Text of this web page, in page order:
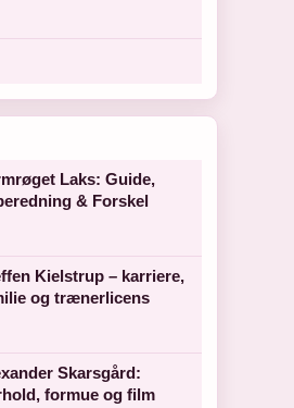
Laks: Guide,
& Forskel
Kielstrup – karriere,
og trænerlicens
Skarsgård:
formue og film